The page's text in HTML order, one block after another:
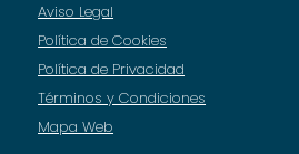
Aviso Legal
Política de Cookies
Política de Privacidad
Términos y Condiciones
Mapa Web